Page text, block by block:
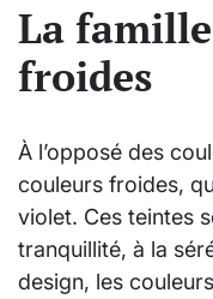
La
froides
À l’opposé des
couleurs froides,
violet. Ces teintes
tranquillité, à la
design, les